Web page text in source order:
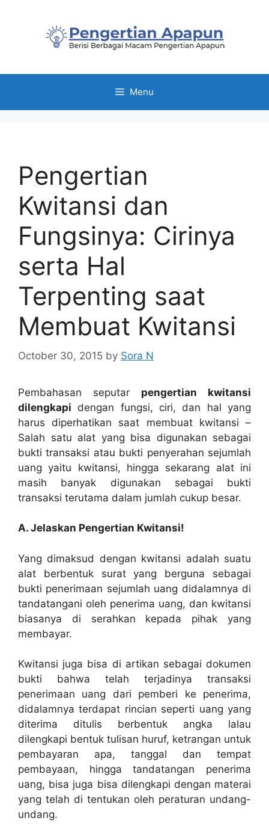
Menu
Pengertian
Kwitansi dan
Fungsinya: Cirinya
serta Hal
Terpenting saat
Membuat Kwitansi
October 30, 2015 by Sora N
Pembahasan seputar pengertian kwitansi
dilengkapi dengan fungsi, ciri, dan hal yang
harus diperhatikan saat membuat kwitansi –
Salah satu alat yang bisa digunakan sebagai
bukti transaksi atau bukti penyerahan sejumlah
uang yaitu kwitansi, hingga sekarang alat ini
masih banyak digunakan sebagai bukti
transaksi terutama dalam jumlah cukup besar.
A. Jelaskan Pengertian Kwitansi!
Yang dimaksud dengan kwitansi adalah suatu
alat berbentuk surat yang berguna sebagai
bukti penerimaan sejumlah uang didalamnya di
tandatangani oleh penerima uang, dan kwitansi
biasanya di serahkan kepada pihak yang
membayar.
Kwitansi juga bisa di artikan sebagai dokumen
bukti bahwa telah terjadinya transaksi
penerimaan uang dari pemberi ke penerima,
didalamnya terdapat rincian seperti uang yang
diterima ditulis berbentuk angka lalau
dilengkapi bentuk tulisan huruf, ketrangan untuk
pembayaran apa, tanggal dan tempat
pembayaan, hingga tandatangan penerima
uang, bisa juga bisa dilengkapi dengan materai
yang telah di tentukan oleh peraturan undang-
undang.